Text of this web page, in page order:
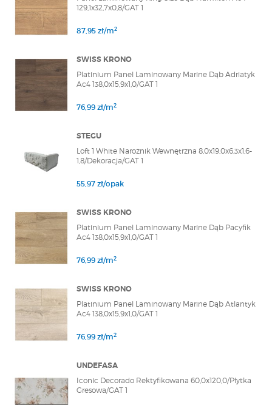
129,1x32,7x0,8/GAT 1
87,95 zł/m2
SWISS KRONO
Platinium Panel Laminowany Marine Dąb Adriatyk
Ac4 138,0x15,9x1,0/GAT 1
76,99 zł/m2
STEGU
Loft 1 White Narożnik Wewnętrzna 8,0x19,0x6,3x1,6-
1,8/Dekoracja/GAT 1
55,97 zł/opak
SWISS KRONO
Platinium Panel Laminowany Marine Dąb Pacyfik
Ac4 138,0x15,9x1,0/GAT 1
76,99 zł/m2
SWISS KRONO
Platinium Panel Laminowany Marine Dąb Atlantyk
Ac4 138,0x15,9x1,0/GAT 1
76,99 zł/m2
UNDEFASA
Iconic Decorado Rektyfikowana 60,0x120,0/Płytka
Gresowa/GAT 1